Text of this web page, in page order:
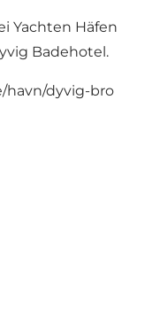
Yachten Häfen
Badehotel.
havn/dyvig-bro